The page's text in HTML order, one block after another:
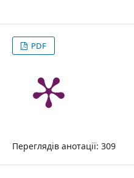
PDF
Переглядів анотації: 309